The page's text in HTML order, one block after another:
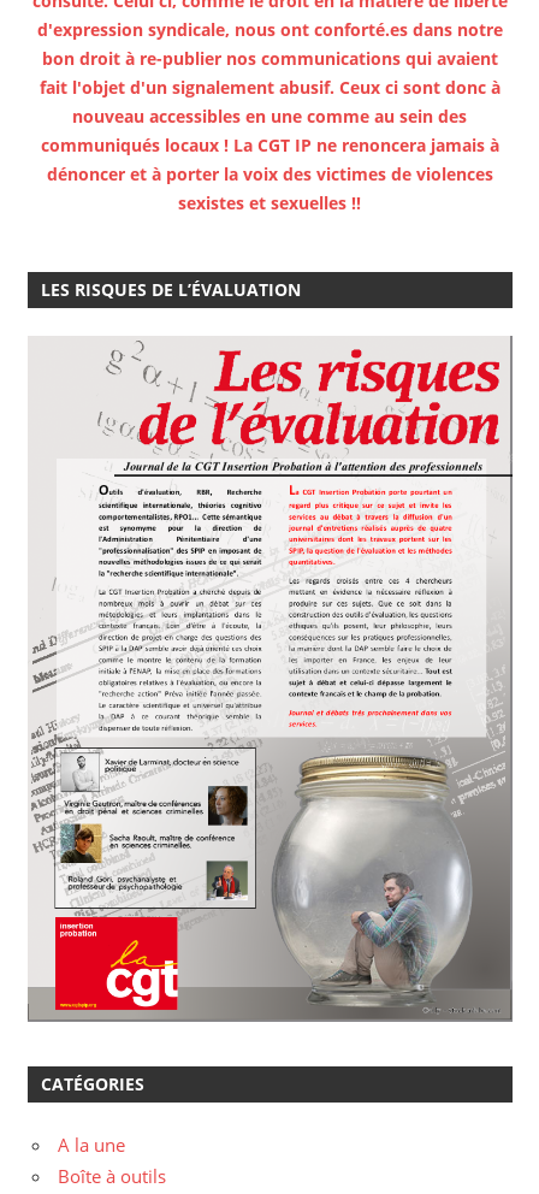
d'expression syndicale, nous ont conforté.es dans notre
bon droit à re-publier nos communications qui avaient
fait l'objet d'un signalement abusif. Ceux ci sont donc à
nouveau accessibles en une comme au sein des
communiqués locaux ! La CGT IP ne renoncera jamais à
dénoncer et à porter la voix des victimes de violences
sexistes et sexuelles !!
LES RISQUES DE L’ÉVALUATION
CATÉGORIES
A la une
Boîte à outils